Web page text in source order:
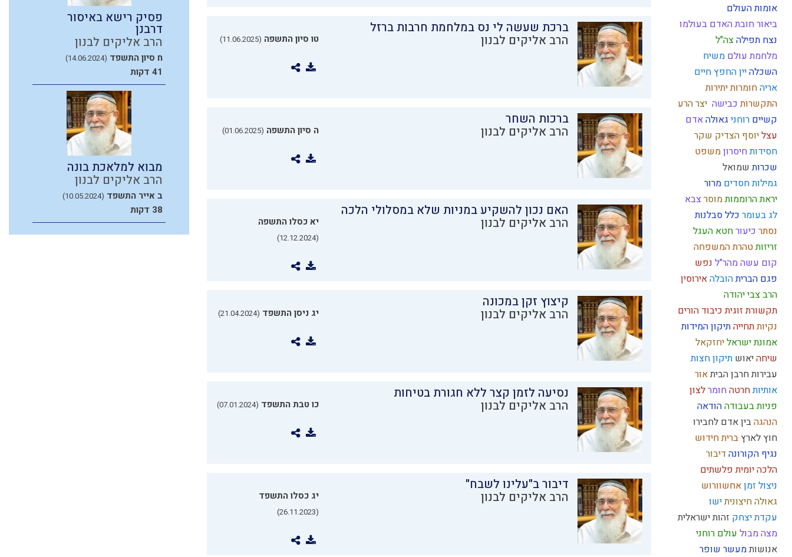
אומות העולם
ביאור חובת האדם בעולמו
נצח תפילהצה"ל
מלחמת עולם משיח
השכלהייןהחפץ חיים
אריהחומרות יתירות
התקשרותכבישה יצר הרע
קשיים רוחני גאולהאדם
עצליוסף הצדיק שקר
חסידותחיסרוןמשפט
שכרותשמואל
גמילות חסדים מרור
יראת הרוממותמוסר צבא
לג בעומר כללסבלנות
נסתר כיעורחטא העגל
זריזותטהרת המשפחה
קום עשהמהר"ל נפש
פגם הבריתהובלהאירוסין
הרב צבי יהודה
תקשורת זוגיתכיבוד הורים
נקיותתחייהתיקון המידות
אמונת ישראליחזקאל
שיחהיאוש תיקון חצות
עבירותחרבן הביתאור
אותיותחרטה חומרלצון
פניות בעבודההודאה
הנהגהבין אדם לחבירו
חוץ לארץבריתחידוש
נגיף הקורונה דיבור
הלכה יומיתפלשתים
ניצול זמןאחשוורוש
גאולה חיצוניתישו
עקדת יצחק זהות ישראלית
מצהמבול עולם רוחני
אנושותמעשר שופר
ברכת שעשה לי נס במלחמת חרבות ברזל
הרב אליקים לבנון טו סיון התשפה (11.06.2025)
ברכות השחר
הרב אליקים לבנון ה סיון התשפה (01.06.2025)
האם נכון להשקיע במניות שלא במסלולי הלכה
הרב אליקים לבנון יא כסלו התשפה
(12.12.2024)
קיצוץ זקן במכונה
הרב אליקים לבנון יג ניסן התשפד (21.04.2024)
נסיעה לזמן קצר ללא חגורת בטיחות
הרב אליקים לבנון כו טבת התשפד (07.01.2024)
דיבור ב"עלינו לשבח"
הרב אליקים לבנון יג כסלו התשפד
(26.11.2023)
פסיק רישא באיסור
דרבנן
הרב אליקים לבנון
ח סיון התשפד (14.06.2024)
41 דקות
מבוא למלאכת בונה
הרב אליקים לבנון
ב אייר התשפד (10.05.2024)
38 דקות